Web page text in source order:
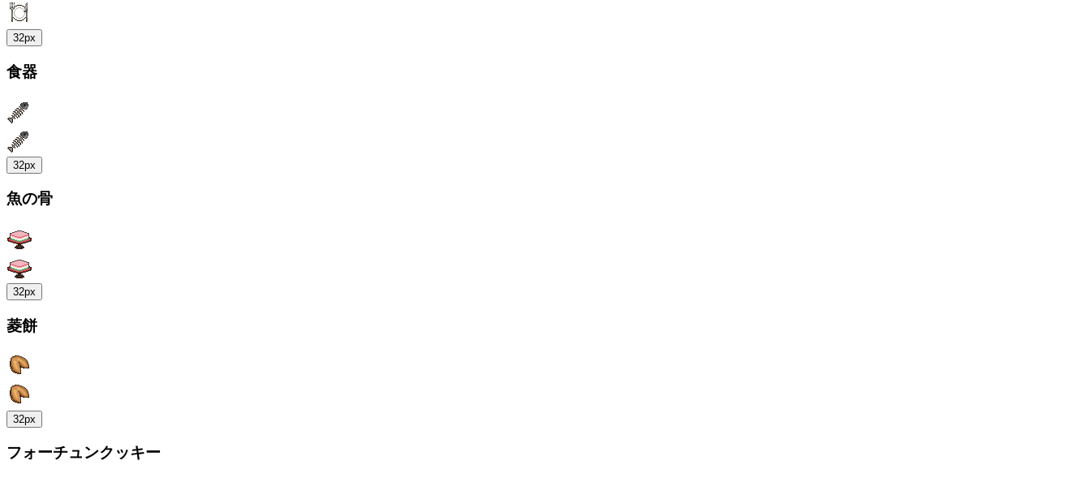
32px
食器
32px
魚の骨
32px
菱餅
32px
フォーチュンクッキー